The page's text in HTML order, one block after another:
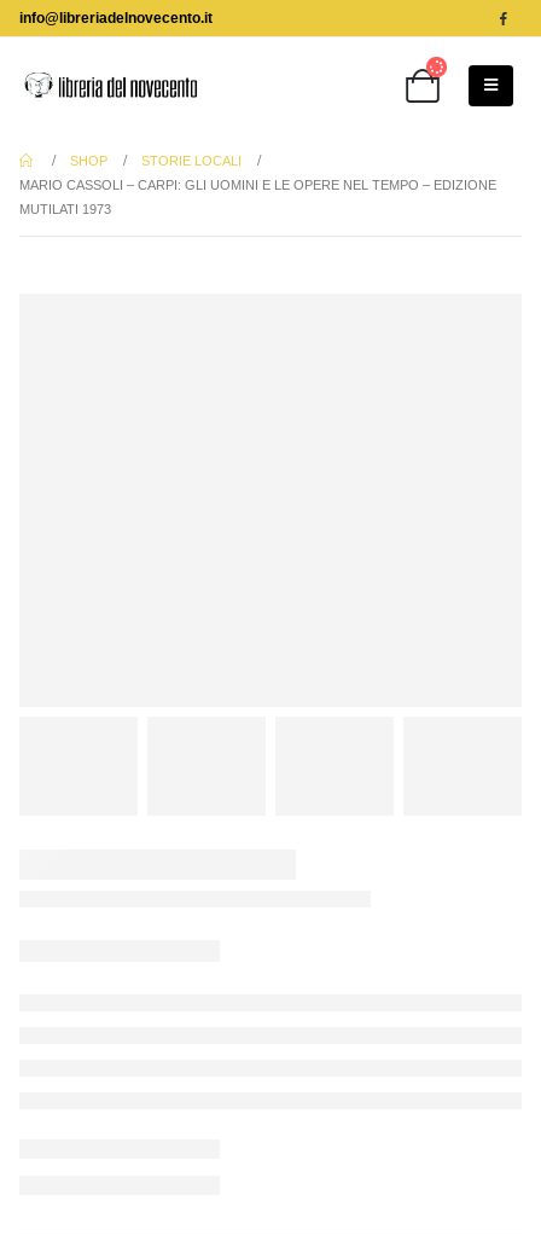
info@libreriadelnovecento.it
SHOP
STORIE LOCALI
MARIO CASSOLI – CARPI: GLI UOMINI E LE OPERE NEL TEMPO – EDIZIONE
MUTILATI 1973